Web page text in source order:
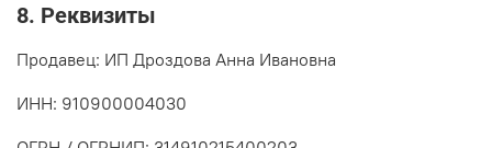
8. Реквизиты
Продавец: ИП Дроздова Анна Ивановна
ИНН: 910900004030